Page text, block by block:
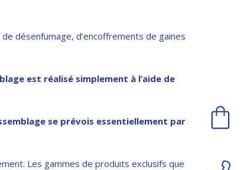
désenfumage, d’encoffrements de gaines
est réalisé simplement à l’aide de
se prévois essentiellement par
Les gammes de produits exclusifs que